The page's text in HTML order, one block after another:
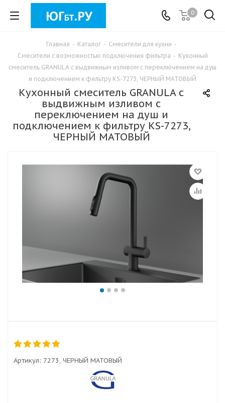
0
Главная - Каталог - Смесители для кухни -
Смесители с возможностью подключения фильтра - Кухонный
смеситель GRANULA с выдвижным изливом с переключением на душ
и подключением к фильтру KS-7273, ЧЕРНЫЙ МАТОВЫЙ
Кухонный смеситель GRANULA с
выдвижным изливом с
переключением на душ и
подключением к фильтру KS-7273,
ЧЕРНЫЙ МАТОВЫЙ
Артикул: 7273, ЧЕРНЫЙ МАТОВЫЙ